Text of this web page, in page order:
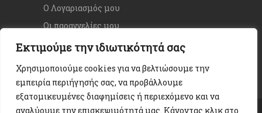
Εκτιμούμε την ιδιωτικότητά σας
Χρησιμοποιούμε cookies για να βελτιώσουμε την
εμπειρία περιήγησής σας, να προβάλλουμε
εξατομικευμένες διαφημίσεις ή περιεχόμενο και να
αναλύουμε την επισκεψιμότητά μας. Κάνοντας κλικ στο
Ο Λογαριασμός μου
Οι παραγγελίες μου